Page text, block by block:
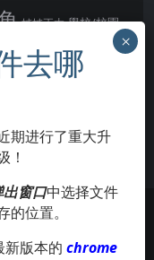
姊姊正太 學校/校園
種 強制播種
男主角
阿黑顏 露出 點陣圖
站請遵守當地法律。訪問本
作人所有，僅供學習交流使
Rights Reserved.
期进行了重大升
！
出窗口中选择文件
的位置。
新版本的 chrome